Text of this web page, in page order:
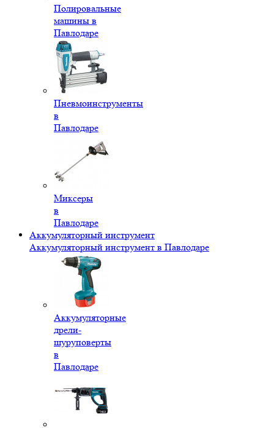
Полировальные
машины в
Павлодаре
Пневмоинструменты
в
Павлодаре
Миксеры
в
Павлодаре
Аккумуляторный инструмент
Аккумуляторный инструмент в Павлодаре
Аккумуляторные
дрели-
шуруповерты
в
Павлодаре